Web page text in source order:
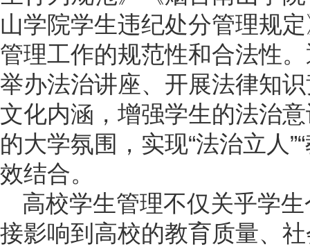
山学院学生违纪处分管理规
管理工作的规范性和合法性
举办法治讲座、开展法律知
文化内涵，增强学生的法治
的大学氛围，实现“法治立人
效结合。
高校学生管理不仅关乎学
接影响到高校的教育质量、